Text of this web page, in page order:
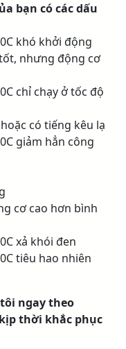
bạn có các dấu
khó khởi động
nhưng động cơ
chỉ chạy ở tốc độ
có tiếng kêu lạ
giảm hẳn công
cơ cao hơn bình
xả khói đen
tiêu hao nhiên
ngay theo
kịp thời khắc phục